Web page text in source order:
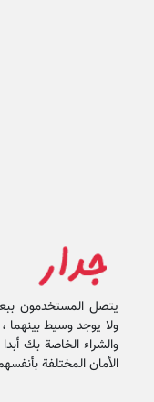
يتصل المستخدمون
ولا يوجد وسيط بينهما
والشراء الخاصة بك
الأمان المختلفة